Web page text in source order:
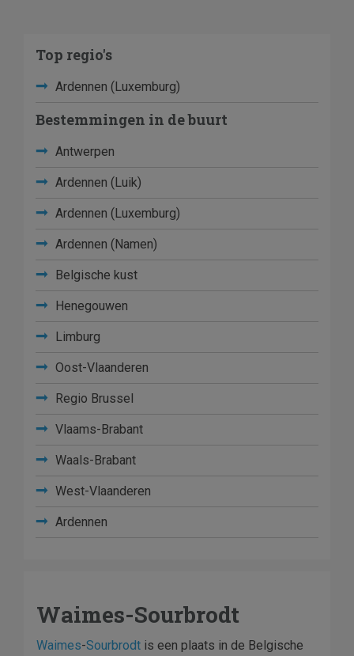
Top regio's
Ardennen (Luxemburg)
Bestemmingen in de buurt
Antwerpen
Ardennen (Luik)
Ardennen (Luxemburg)
Ardennen (Namen)
Belgische kust
Henegouwen
Limburg
Oost-Vlaanderen
Regio Brussel
Vlaams-Brabant
Waals-Brabant
West-Vlaanderen
Ardennen
Waimes-Sourbrodt
Waimes-Sourbrodt is een plaats in de Belgische